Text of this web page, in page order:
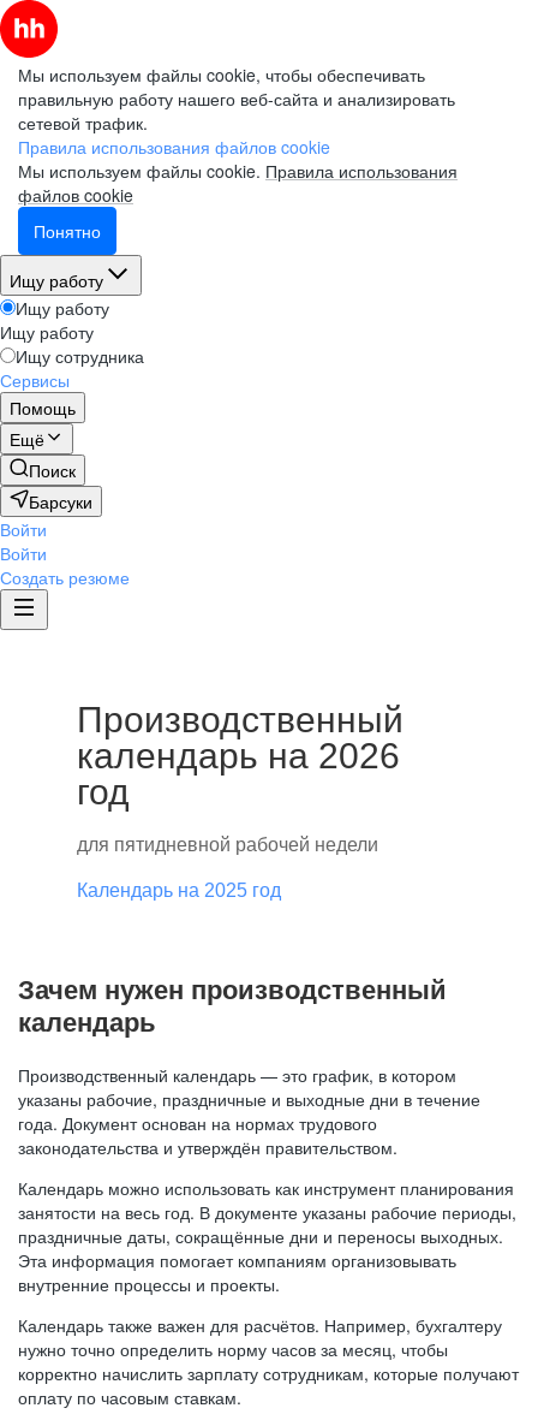
Мы используем файлы cookie, чтобы обеспечивать
правильную работу нашего веб-сайта и анализировать
сетевой трафик.
Правила использования файлов cookie
Мы используем файлы cookie. Правила использования
файлов cookie
Понятно
Ищу работу
Ищу работу
Ищу работу
Ищу сотрудника
Сервисы
Помощь
Ещё
Поиск
Барсуки
Войти
Войти
Создать резюме
Производственный
календарь на 2026
год
для пятидневной рабочей недели
Календарь на 2025 год
Зачем нужен производственный
календарь
Производственный календарь — это график, в котором
указаны рабочие, праздничные и выходные дни в течение
года. Документ основан на нормах трудового
законодательства и утверждён правительством.
Календарь можно использовать как инструмент планирования
занятости на весь год. В документе указаны рабочие периоды,
праздничные даты, сокращённые дни и переносы выходных.
Эта информация помогает компаниям организовывать
внутренние процессы и проекты.
Календарь также важен для расчётов. Например, бухгалтеру
нужно точно определить норму часов за месяц, чтобы
корректно начислить зарплату сотрудникам, которые получают
оплату по часовым ставкам.